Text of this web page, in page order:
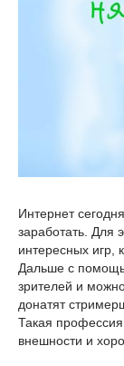
Интернет
заработать. Для
интересных игр,
Дальше с
зрителей и
донатят
Такая профессия
внешности и